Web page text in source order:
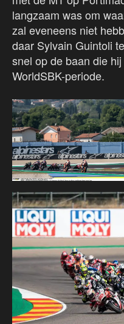
langzaam was om
zal eveneens niet
daar Sylvain Guintoli
snel op de baan die
WorldSBK-periode.